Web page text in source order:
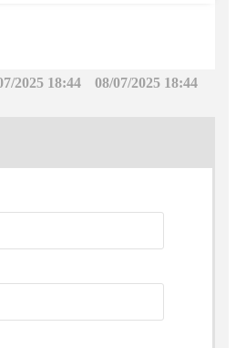
08/07/2025 18:44
2025 18:44